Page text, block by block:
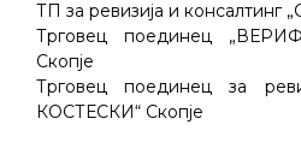
ТП за ревизија и
Трговец поединец
Скопје
Трговец поединец за
КОСТЕСКИ“ Скопје